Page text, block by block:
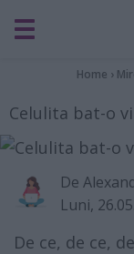
Home ›
Celulita bat-o
De
Luni,
De ce, de ce,